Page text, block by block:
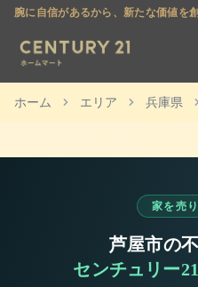
腕に自信があるから、新たな価値を
ホーム エリア 兵庫県
家を売
芦屋市の
センチュリー